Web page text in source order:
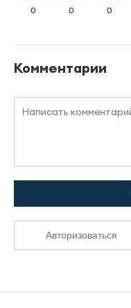
0 0 0
Комментарии
Авторизоваться